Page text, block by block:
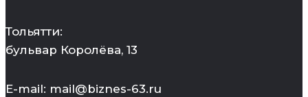
Тольятти:
бульвар Королёва, 13
E-mail: mail@biznes-63.ru